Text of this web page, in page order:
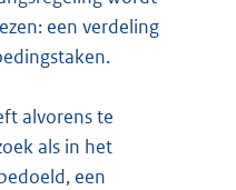
een verdeling
alvorens te
als in het
een